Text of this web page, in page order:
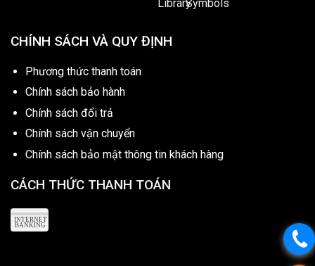
CHÍNH SÁCH VÀ QUY ĐỊNH
Phương thức thanh toán
Chính sách bảo hành
Chính sách đổi trả
Chính sách vận chuyển
Chính sách bảo mật thông tin khách hàng
CÁCH THỨC THANH TOÁN